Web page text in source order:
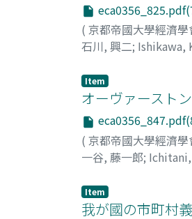
( 京都帝國大學經濟學
石川, 興二; Ishikawa,
Item
オーヴァースト
( 京都帝國大學經濟學
一谷, 藤一郎;
Item
我が國の市町村